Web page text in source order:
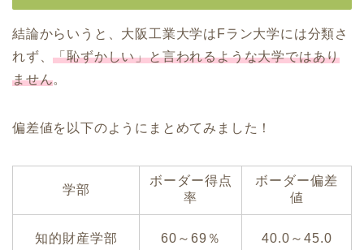
結論からいうと、大阪工業大学はFラン大学には分類さ
れず、「恥ずかしい」と言われるような大学ではあり
ません。
偏差値を以下のようにまとめてみました！
学部
ボーダー得点
率
ボーダー偏差
値
知的財産学部 60～69％ 40.0～45.0